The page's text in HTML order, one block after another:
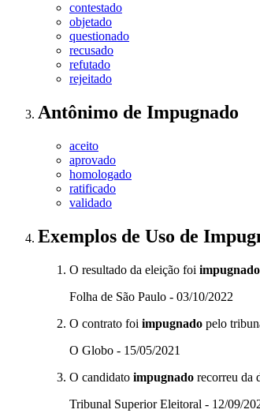
contestado
objetado
questionado
recusado
refutado
rejeitado
Antônimo de Impugnado
aceito
aprovado
homologado
ratificado
validado
Exemplos de Uso de
O resultado da eleição foi impugnado
Folha de São Paulo - 03/10/2022
O contrato foi impugnado pelo
O Globo - 15/05/2021
O candidato impugnado recorreu da
Tribunal Superior Eleitoral - 12/09/